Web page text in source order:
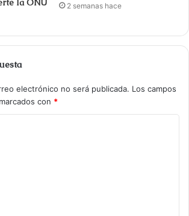
la ONU
2 semanas hace
electrónico no será publicada. Los campos
con *